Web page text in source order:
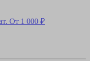
От 1 000 ₽